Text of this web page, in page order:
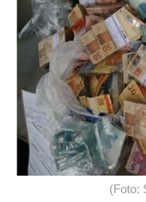
(Foto: